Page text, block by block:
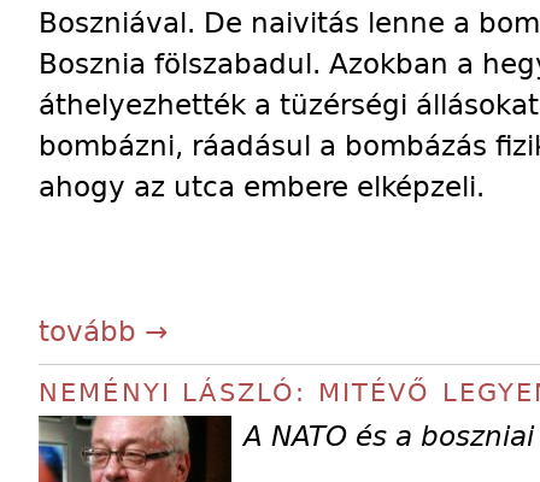
Boszniával. De naivitás lenne a
Bosznia fölszabadul. Azokban a
áthelyezhették a tüzérségi
bombázni, ráadásul a bombázás
ahogy az utca embere elképzeli.
tovább →
NEMÉNYI LÁSZLÓ: MITÉVŐ
A NATO és a